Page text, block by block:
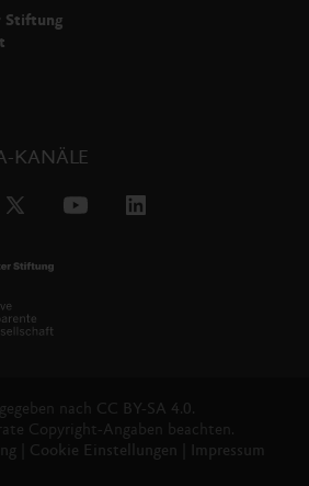
Stiftung
KANÄLE
nach CC BY-SA 4.0.
Copyright-Angaben beachten.
Cookie Einstellungen Impressum